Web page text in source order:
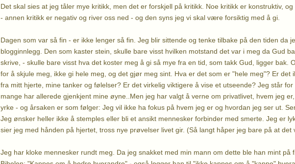
Det skal sies at jeg tåler mye kritikk, men det er forskjell på kritikk. Noe kritikk er konstruktiv, og
- annen kritikk er negativ og river oss ned - og den syns jeg vi skal være forsiktig med å gi.
Dagen som var så fin - er ikke lenger så fin. Jeg blir sittende og tenke tilbake på den tiden da
blogginnlegg. Den som kaster stein, skulle bare visst hvilken motstand det var i meg da Gud
skrive, - skulle bare visst hva det koster meg å gi så mye fra en tid, som takk Gud, ligger bak.
for å skjule meg, ikke gi hele meg, og det gjør meg sint. Hva er det som er "hele meg"? Er det
fra mitt hjerte, mine tanker og følelser? Er det virkelig viktigere å vise et utseende? Jeg står
mange har allerede gjenkjent mine øyne..Men jeg har valgt å verne om privatlivet, hvem jeg
yrke - og årsaken er som følger: Jeg vil ikke ha fokus på hvem jeg er og hvordan jeg ser ut.
Jeg ønsker heller ikke å stemples eller bli et ansikt mennesker forbinder med smerte. Jeg er
sier jeg med hånden på hjertet, tross nye prøvelser livet gir. (Så langt håper jeg bare på at det
Jeg har kloke mennesker rundt meg. Da jeg snakket med min mann om dette ble han mint på